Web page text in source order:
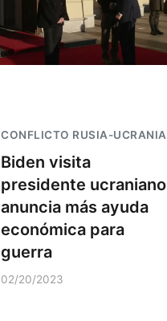
CONFLICTO RUSIA-UCRANIA
Biden visita
presidente ucraniano
anuncia más ayuda
económica para
guerra
02/20/2023